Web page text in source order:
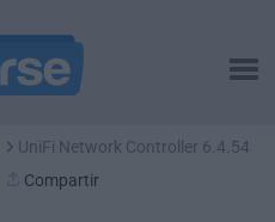
UniFi Network Controller 6.4.54
Compartir